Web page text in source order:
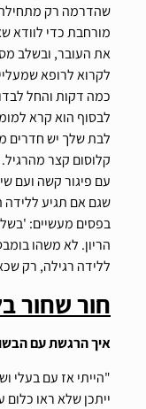
שהדרמה רק
מורחבת כדי לוודא
את העובר, ובשלב
לקרוא לרופא
לבסוף הוא קרא
לבת שלך יש חדרים
קלוסום קצר
עם פיגור קשה ועם
שגם אם תגיע ללידה
בפסים מעשיים:
הריון. לא משהו
ללידה רגילה, רק
חור שחור
איך הרגשת עם
"הייתי אז עם בעלי
ייתכן שלא ראו